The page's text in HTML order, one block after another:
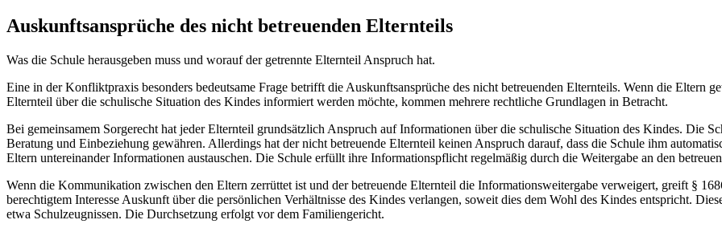
Auskunftsansprüche des nicht betreuenden Elternteils
Was die Schule herausgeben muss und worauf der getrennte Elternteil Anspruch hat.
Eine in der Konfliktpraxis besonders bedeutsame Frage betrifft die Auskunftsansprüche des nicht betreuenden Elternteils. Wenn die Eltern
Elternteil über die schulische Situation des Kindes informiert werden möchte, kommen mehrere rechtliche Grundlagen in Betracht.
Bei gemeinsamem Sorgerecht hat jeder Elternteil grundsätzlich Anspruch auf Informationen über die schulische Situation des Kindes. Die
Beratung und Einbeziehung gewähren. Allerdings hat der nicht betreuende Elternteil keinen Anspruch darauf, dass die Schule ihm
Eltern untereinander Informationen austauschen. Die Schule erfüllt ihre Informationspflicht regelmäßig durch die Weitergabe an den
Wenn die Kommunikation zwischen den Eltern zerrüttet ist und der betreuende Elternteil die Informationsweitergabe verweigert, greift §
berechtigtem Interesse Auskunft über die persönlichen Verhältnisse des Kindes verlangen, soweit dies dem Wohl des Kindes entspricht.
etwa Schulzeugnissen. Die Durchsetzung erfolgt vor dem Familiengericht.